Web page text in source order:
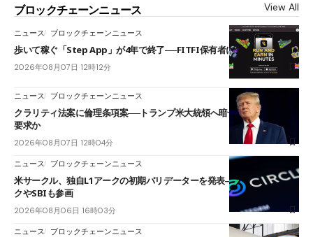
ブロックチェーンニュース View All
ニュース ブロックチェーンニュース
歩いて稼ぐ「Step App」が4年で終了──FITFI保有者に対応呼びかけ
2026年08月07日 12時12分
ニュース ブロックチェーンニュース
クラリティ法案に倫理条項案──トランプ米大統領へ暗号資産事業の売却
要求か
2026年08月07日 12時04分
ニュース ブロックチェーンニュース
米サークル、独自L1アークの初期バリデーターを発表――ブラックロッ
クやSBIも参画
2026年08月06日 16時03分
ニュース ブロックチェーンニュース